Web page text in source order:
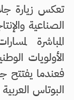
تعكس زيارة
الصناعية
المباشرة
الأولويات
فعندما يفتتح
البوتاس